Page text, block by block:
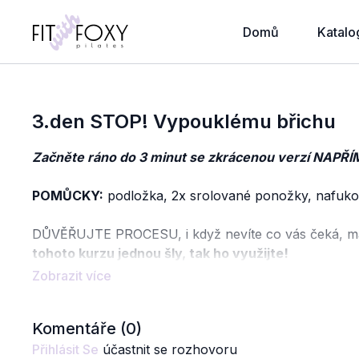
Domů
3.den STOP! Vypouklému břichu
Začněte ráno do 3 minut se zkrácenou verzí
POMŮCKY: podložka, 2x srolované ponožky,
DŮVĚŘUJTE PROCESU, i když nevíte co vás čeká,
tohoto kurzu jednou šly, tak ho využijte!
Oddejte se maximálně teď na 30 dnů, důvěřujte
STRANU - Nemůžete to udělat v tuto chvíli lépe,
pořebuje navázat nová spojení se svaly - pro
Komentáře (0)
Přihlásit Se účastnit se rozhovoru